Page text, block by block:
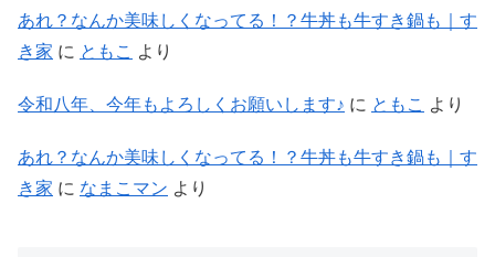
あれ？なんか美味しくなってる！？牛丼も牛すき鍋も｜す
き家 に ともこ より
令和八年、今年もよろしくお願いします♪ に ともこ より
あれ？なんか美味しくなってる！？牛丼も牛すき鍋も｜す
き家 に なまこマン より